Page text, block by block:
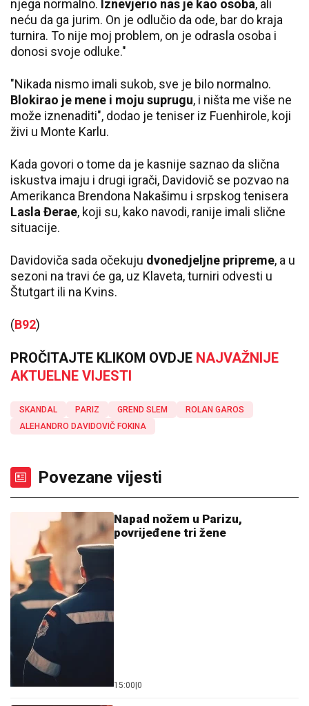
njega normalno. Iznevjerio nas je kao osoba, ali
neću da ga jurim. On je odlučio da ode, bar do kraja
turnira. To nije moj problem, on je odrasla osoba i
donosi svoje odluke."
"Nikada nismo imali sukob, sve je bilo normalno.
Blokirao je mene i moju suprugu, i ništa me više ne
može iznenaditi", dodao je teniser iz Fuenhirole, koji
živi u Monte Karlu.
Kada govori o tome da je kasnije saznao da slična
iskustva imaju i drugi igrači, Davidovič se pozvao na
Amerikanca Brendona Nakašimu i srpskog tenisera
Lasla Đerae, koji su, kako navodi, ranije imali slične
situacije.
Davidoviča sada očekuju dvonedjeljne pripreme, a u
sezoni na travi će ga, uz Klaveta, turniri odvesti u
Štutgart ili na Kvins.
(B92)
PROČITAJTE KLIKOM OVDJE NAJVAŽNIJE
AKTUELNE VIJESTI
SKANDAL PARIZ GREND SLEM
ROLAN GAROS
ALEHANDRO DAVIDOVIČ FOKINA
Povezane vijesti
Napad nožem u Parizu,
povrijeđene tri žene
15:00 0